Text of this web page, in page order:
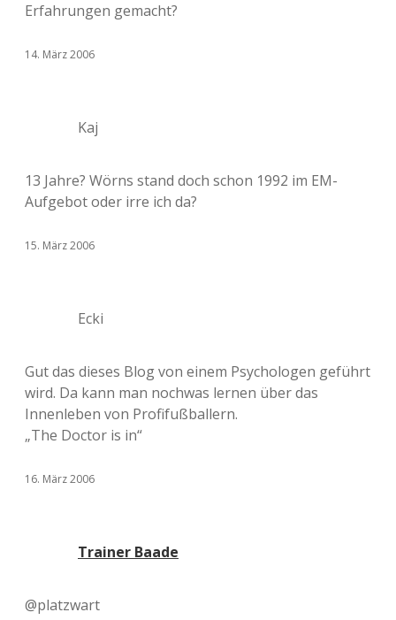
Erfahrungen gemacht?
14. März 2006
Kaj
13 Jahre? Wörns stand doch schon 1992 im EM-
Aufgebot oder irre ich da?
15. März 2006
Ecki
Gut das dieses Blog von einem Psychologen geführt
wird. Da kann man nochwas lernen über das
Innenleben von Profifußballern.
„The Doctor is in“
16. März 2006
Trainer Baade
@platzwart